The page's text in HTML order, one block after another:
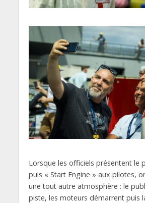
Lorsque les officiels présentent le
puis « Start Engine » aux pilotes,
une tout autre atmosphère : le
piste, les moteurs démarrent puis